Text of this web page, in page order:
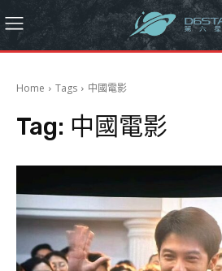
Home Tags 中國電影
Tag: 中國電影